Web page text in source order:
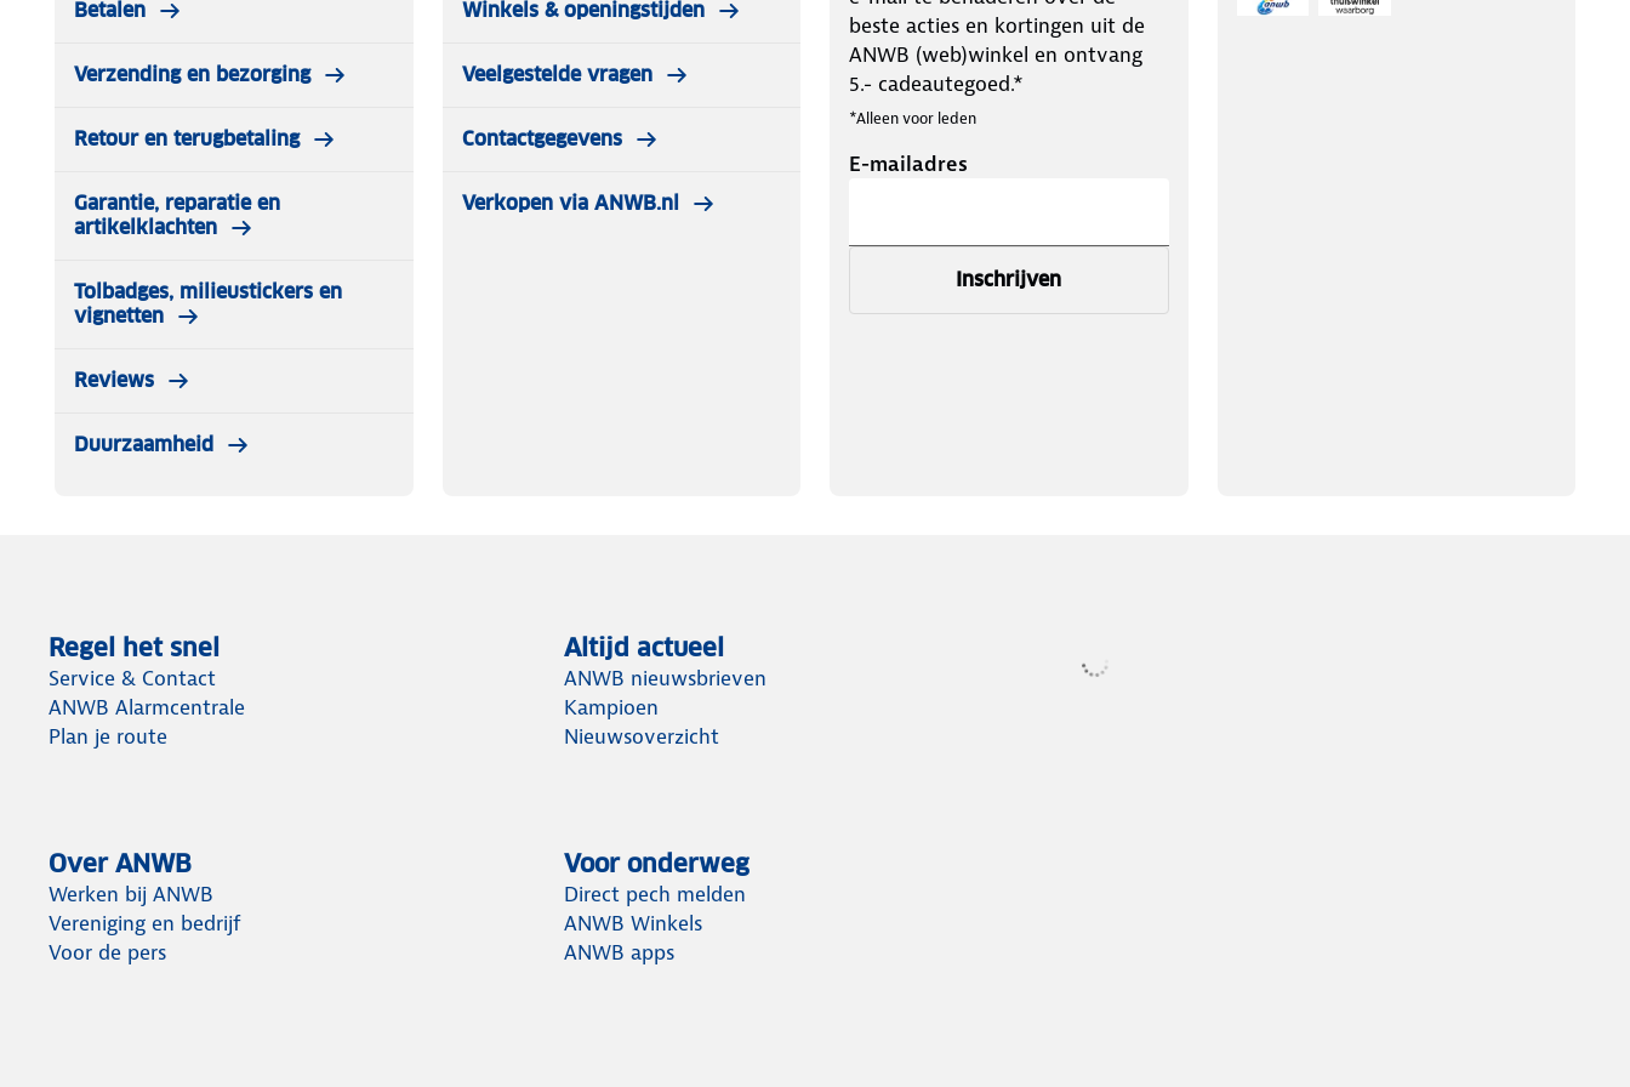
van nature geurbestendig is.
Let op kleding mag worden gepast maar niet worden gedragen. Artikelen die zijn gedragen
Betalen
Verzending en bezorging
Retour en terugbetaling
Garantie, reparatie en
artikelklachten
Tolbadges, milieustickers en
vignetten
Reviews
Duurzaamheid
Winkels & openingstijden
Veelgestelde vragen
Contactgegevens
Verkopen via ANWB.nl
beste acties en kortingen uit de
ANWB (web)winkel en ontvang
5.- cadeautegoed.*
*Alleen voor leden
E-mailadres
Inschrijven
Regel het snel
Service & Contact
ANWB Alarmcentrale
Plan je route
Altijd actueel
ANWB nieuwsbrieven
Kampioen
Nieuwsoverzicht
Over ANWB
Werken bij ANWB
Vereniging en bedrijf
Voor de pers
Voor onderweg
Direct pech melden
ANWB Winkels
ANWB apps